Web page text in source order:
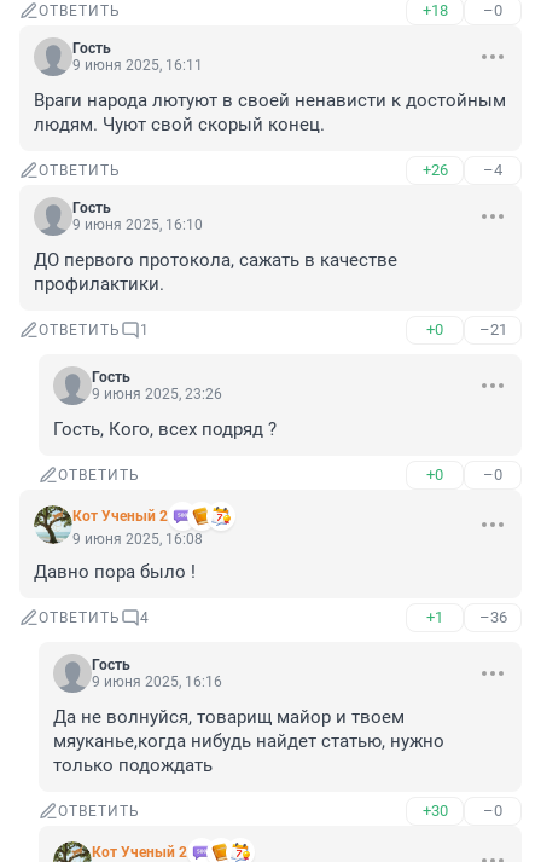
ОТВЕТИТЬ +18 –0
Гость
9 июня 2025, 16:11
Враги народа лютуют в своей ненависти к достойным
людям. Чуют свой скорый конец.
ОТВЕТИТЬ +26 –4
Гость
9 июня 2025, 16:10
ДО первого протокола, сажать в качестве
профилактики.
ОТВЕТИТЬ 1 +0 –21
Гость
9 июня 2025, 23:26
Гость, Кого, всех подряд ?
ОТВЕТИТЬ +0 –0
Кот Ученый 2
9 июня 2025, 16:08
Давно пора было !
ОТВЕТИТЬ 4 +1 –36
Гость
9 июня 2025, 16:16
Да не волнуйся, товарищ майор и твоем
мяуканье,когда нибудь найдет статью, нужно
только подождать
ОТВЕТИТЬ +30 –0
Кот Ученый 2